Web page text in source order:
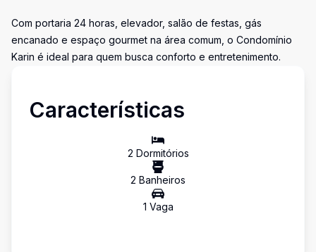
Com portaria 24 horas, elevador, salão de festas, gás
encanado e espaço gourmet na área comum, o Condomínio
Karin é ideal para quem busca conforto e entretenimento.
Características
2 Dormitórios
2 Banheiros
1 Vaga